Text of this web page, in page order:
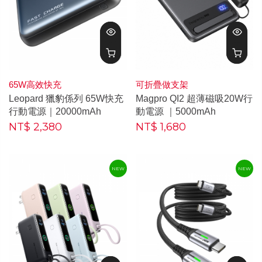
65W高效快充
Leopard 獵豹係列 65W快充
行動電源｜20000mAh
NT$ 2,380
可折疊做支架
Magpro QI2 超薄磁吸20W行
動電源 ｜5000mAh
NT$ 1,680
NEW NEW